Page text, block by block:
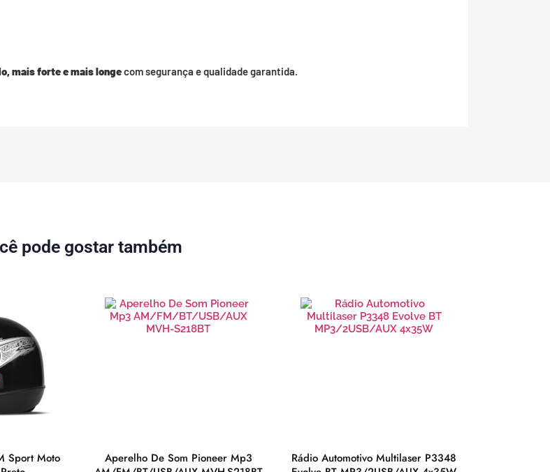
mais forte e mais longecom segurança e qualidade garantida.
pode gostar também
Sport Moto
Aperelho De Som Pioneer Mp3
Rádio Automotivo Multilaser P3348